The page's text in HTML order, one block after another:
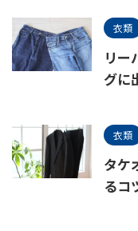
衣類
リー
グに
衣類
タケ
るコ